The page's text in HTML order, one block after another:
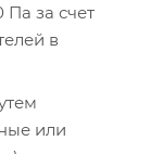
Па за счет
в
или